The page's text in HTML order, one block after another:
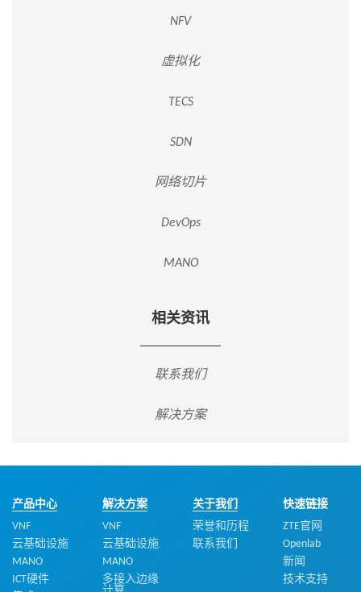
NFV
虚拟化
TECS
SDN
网络切片
DevOps
MANO
相关资讯
联系我们
解决方案
产品中心
VNF
云基础设施
MANO
ICT硬件
解决方案
VNF
云基础设施
MANO
多接入边缘
关于我们
荣誉和历程
联系我们
快速链接
ZTE官网
Openlab
新闻
技术支持